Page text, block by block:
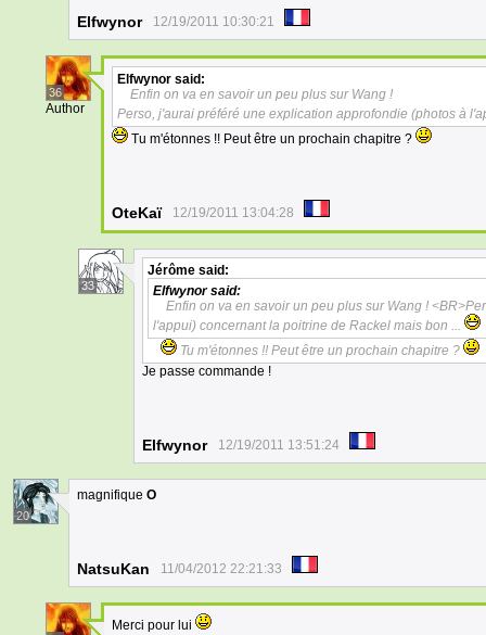
Elfwynor 12/19/2011 10:30:21
36
Author
Elfwynor said:
Enfin on va en savoir un peu plus sur Wang !
Perso, j'aurai préféré une explication approfondie (photos à
Tu m'étonnes !! Peut être un prochain chapitre ?
OteKaï 12/19/2011 13:04:28
33
Jérôme said:
Elfwynorsaid:
Enfin on va en savoir un peu plus sur Wang !
l'appui) concernant la poitrine de Rackel mais bon ...
Tu m'étonnes !! Peut être un prochain chapitre ?
Je passe commande !
Elfwynor 12/19/2011 13:51:24
20
magnifique O
NatsuKan 11/04/2012 22:21:33
Merci pour lui